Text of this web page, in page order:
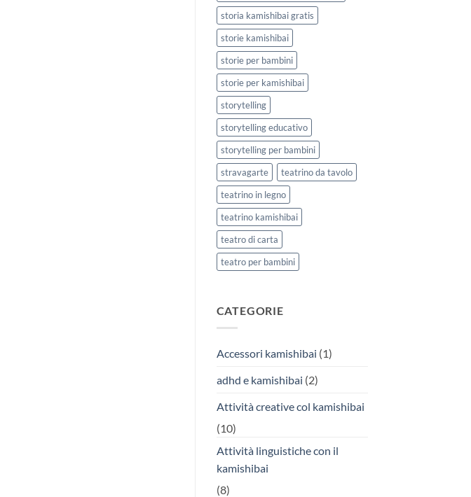
storia kamishibai gratis
storie kamishibai
storie per bambini
storie per kamishibai
storytelling
storytelling educativo
storytelling per bambini
stravagarte
teatrino da tavolo
teatrino in legno
teatrino kamishibai
teatro di carta
teatro per bambini
CATEGORIE
Accessori kamishibai (1)
adhd e kamishibai (2)
Attività creative col kamishibai
(10)
Attività linguistiche con il
kamishibai
(8)